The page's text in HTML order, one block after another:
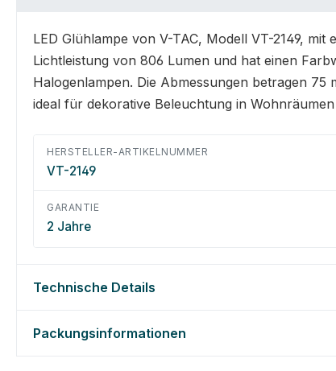
LED Glühlampe von V-TAC, Modell VT-2149,
Lichtleistung von 806 Lumen und hat einen
Halogenlampen. Die Abmessungen betragen 75
ideal für dekorative Beleuchtung in
HERSTELLER-ARTIKELNUMMER
VT-2149
GARANTIE
2 Jahre
Technische Details
Packungsinformationen